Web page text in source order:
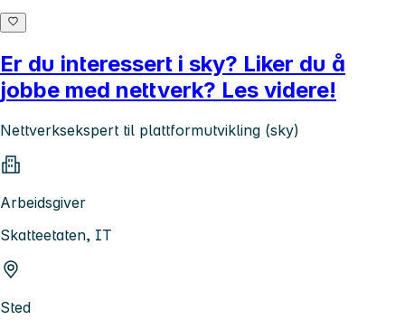
Er du interessert i sky? Liker du å
jobbe med nettverk? Les videre!
Nettverksekspert til plattformutvikling (sky)
Arbeidsgiver
Skatteetaten, IT
Sted